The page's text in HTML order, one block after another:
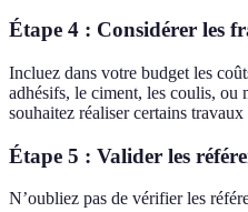
Étape 4 : Considérer les
Incluez dans votre budget les
adhésifs, le ciment, les coulis, ou
souhaitez réaliser certains
Étape 5 : Valider les
N’oubliez pas de vérifier les